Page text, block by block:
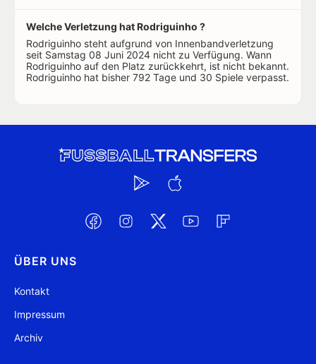
Welche Verletzung hat Rodriguinho ?
Rodriguinho steht aufgrund von Innenbandverletzung
seit Samstag 08 Juni 2024 nicht zu Verfügung. Wann
Rodriguinho auf den Platz zurückkehrt, ist nicht bekannt.
Rodriguinho hat bisher 792 Tage und 30 Spiele verpasst.
ÜBER UNS
Kontakt
Impressum
Archiv